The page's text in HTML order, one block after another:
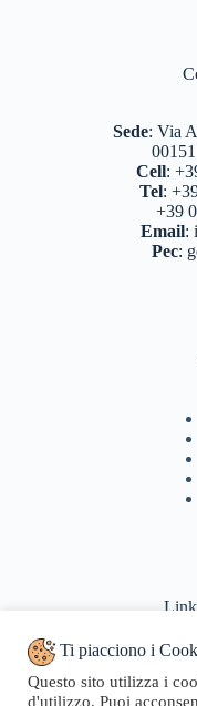
Sede: Via
Cell:
Tel:
+39
Email:
Pec:
Ti piacciono i
Questo sito utilizza i
d'utilizzo. Puoi